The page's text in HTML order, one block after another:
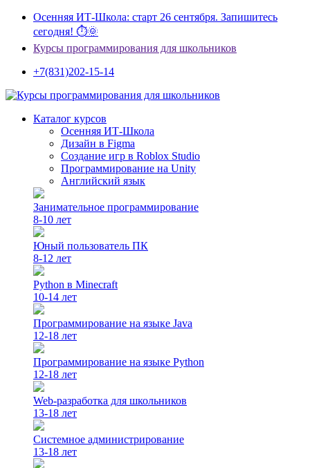
Осенняя ИТ-Школа: старт 26 сентября. Запишитесь
сегодня! ⏱🌞
Курсы программирования для школьников
+7(831)202-15-14
Каталог курсов
Осенняя ИТ-Школа
Дизайн в Figma
Создание игр в Roblox Studio
Программирование на Unity
Английский язык
Занимательное программирование
8-10 лет
Юный пользователь ПК
8-12 лет
Python в Minecraft
10-14 лет
Программирование на языке Java
12-18 лет
Программирование на языке Python
12-18 лет
Web-разработка для школьников
13-18 лет
Системное администрирование
13-18 лет